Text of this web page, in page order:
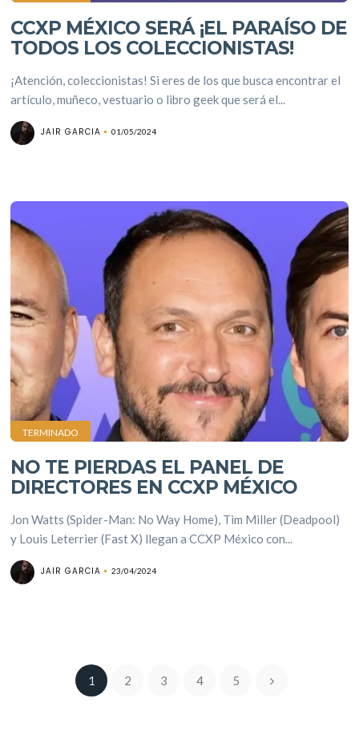
CCXP MÉXICO SERÁ ¡EL PARAÍSO DE
TODOS LOS COLECCIONISTAS!
¡Atención, coleccionistas! Si eres de los que busca encontrar el
artículo, muñeco, vestuario o libro geek que será el...
JAIR GARCIA 01/05/2024
TERMINADO
NO TE PIERDAS EL PANEL DE
DIRECTORES EN CCXP MÉXICO
Jon Watts (Spider-Man: No Way Home), Tim Miller (Deadpool)
y Louis Leterrier (Fast X) llegan a CCXP México con...
JAIR GARCIA 23/04/2024
1 2 3 4 5